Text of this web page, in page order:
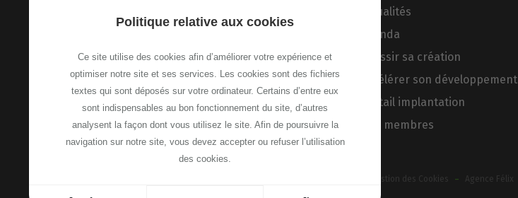
Etoile Annemasse Genève
74100 Annemasse, France
Voir le plan d'accès
NOUS CONTACTER
Actualités
Agenda
Réussir sa création
Accélérer son développement
Portail implantation
Nos membres
Gestion des Cookies - Agence Félix
Politique relative aux cookies
Ce site utilise des cookies afin d’améliorer votre expérience et
optimiser notre site et ses services. Les cookies sont des fichiers
textes qui sont déposés sur votre ordinateur. Certains d’entre eux
sont indispensables au bon fonctionnement du site, d’autres
analysent la façon dont vous utilisez le site. Afin de poursuivre la
navigation sur notre site, vous devez accepter ou refuser l’utilisation
des cookies.